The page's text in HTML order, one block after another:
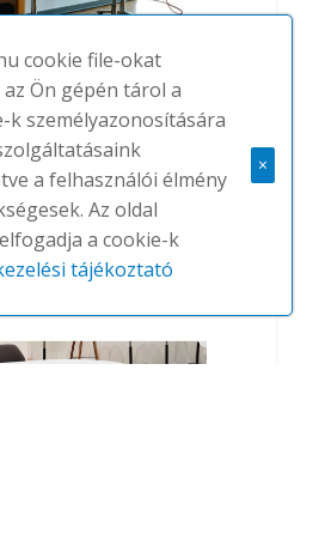
chair
NINCS
cookie file-okat
Ön gépén tárol a
k személyazonosítására
a felhasználói élmény
Az oldal
a cookie-k
tájékoztató
×